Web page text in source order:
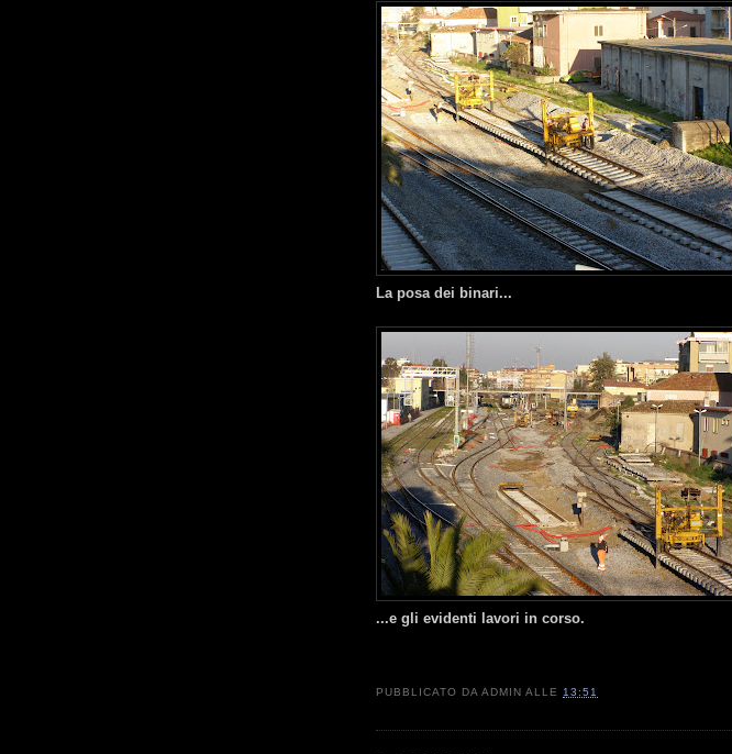
La posa dei binari...
...e gli evidenti lavori in corso.
PUBBLICATO DAADMIN ALLE 13:51